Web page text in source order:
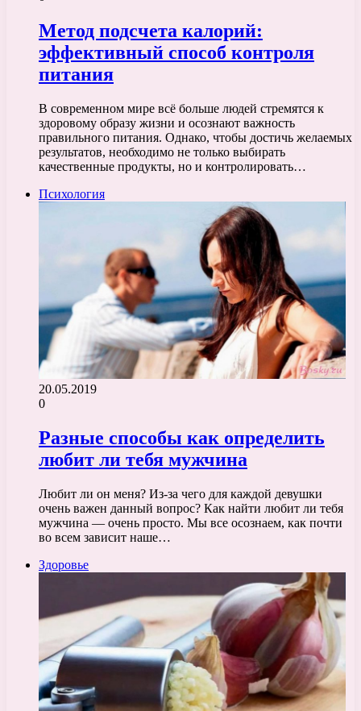
Метод подсчета калорий:
эффективный способ контроля
питания
В современном мире всё больше людей стремятся к
здоровому образу жизни и осознают важность
правильного питания. Однако, чтобы достичь желаемых
результатов, необходимо не только выбирать
качественные продукты, но и контролировать…
Психология
20.05.2019
0
Разные способы как определить
любит ли тебя мужчина
Любит ли он меня? Из-за чего для каждой девушки
очень важен данный вопрос? Как найти любит ли тебя
мужчина — очень просто. Мы все осознаем, как почти
во всем зависит наше…
Здоровье